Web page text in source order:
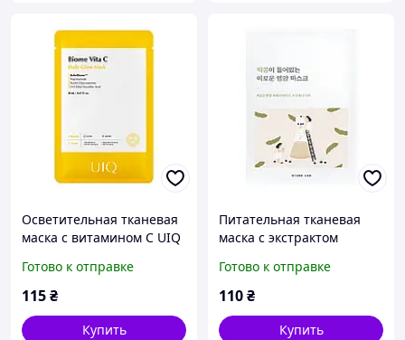
Осветительная тканевая
маска с витамином C UIQ
Mask 20 ml
Готово к отправке
115₴
Купить
Питательная тканевая
маска с экстрактом
ROUND LAB Soybean
Nourishing Mask Sheet 27
Готово к отправке
110₴
Купить